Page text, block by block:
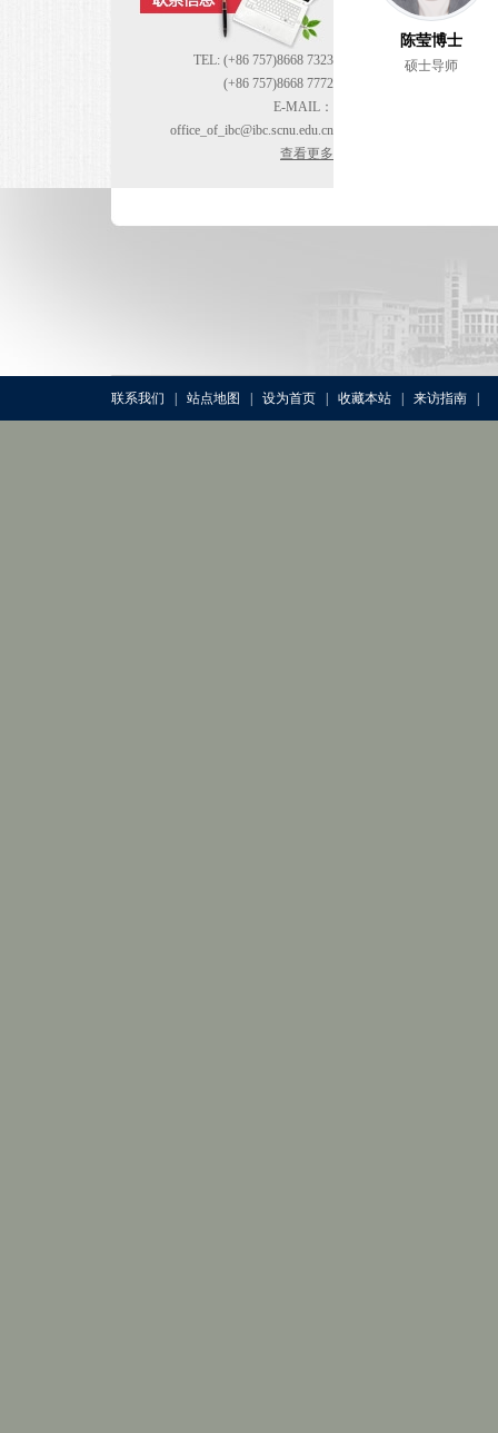
TEL: (+86 757)8668 7323
(+86 757)8668 7772
E-MAIL：
office_of_ibc@ibc.scnu.edu.cn
查看更多
陈莹博士
硕士导师
联系我们 站点地图 设为首页 收藏本站 来访指南